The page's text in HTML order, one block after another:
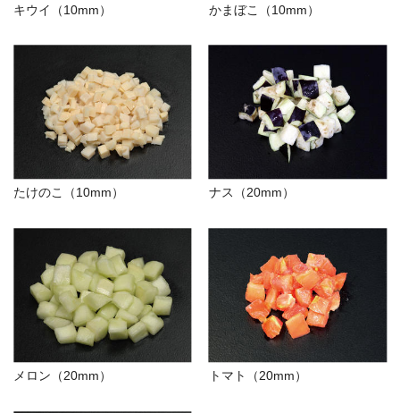
キウイ（10mm） かまぼこ（10mm）
たけのこ（10mm） ナス（20mm）
メロン（20mm） トマト（20mm）